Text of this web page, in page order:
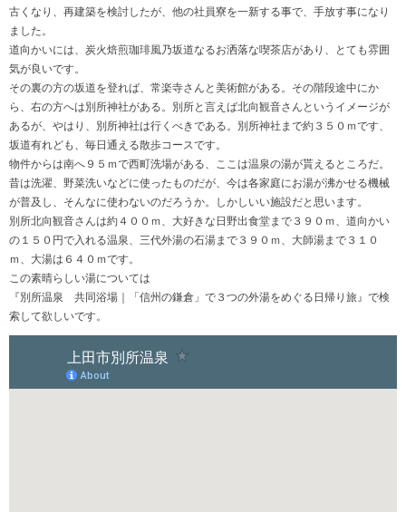
古くなり、再建築を検討したが、他の社員寮を一新する事で、手放す事になり
ました。
道向かいには、炭火焙煎珈琲風乃坂道なるお洒落な喫茶店があり、とても雰囲
気が良いです。
その裏の方の坂道を登れば、常楽寺さんと美術館がある。その階段途中にか
ら、右の方へは別所神社がある。別所と言えば北向観音さんというイメージが
あるが、やはり、別所神社は行くべきである。別所神社まで約３５０ｍです、
坂道有れども、毎日通える散歩コースです。
物件からは南へ９５ｍで西町洗場がある、ここは温泉の湯が貰えるところだ。
昔は洗濯、野菜洗いなどに使ったものだが、今は各家庭にお湯が沸かせる機械
が普及し、そんなに使わないのだろうか。しかしいい施設だと思います。
別所北向観音さんは約４００ｍ、大好きな日野出食堂まで３９０ｍ、道向かい
の１５０円で入れる温泉、三代外湯の石湯まで３９０ｍ、大師湯まで３１０
ｍ、大湯は６４０ｍです。
この素晴らしい湯については
『別所温泉 共同浴場｜「信州の鎌倉」で３つの外湯をめぐる日帰り旅』で検
索して欲しいです。